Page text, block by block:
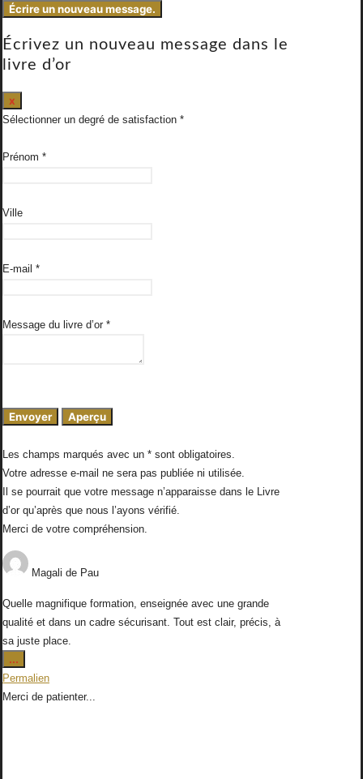
Écrivez un nouveau message dans le
livre d’or
x
ce
formulaire.
Sélectionner un degré de satisfaction
Prénom *
Ville
E-mail *
Message du livre d’or *
Les champs marqués avec un * sont obligatoires.
Votre adresse e-mail ne sera pas publiée ni utilisée.
Il se pourrait que votre message n’apparaisse dans le Livre
d’or qu’après que nous l’ayons vérifié.
Merci de votre compréhension.
Magali de Pau
Quelle magnifique formation, enseignée avec une grande
qualité et dans un cadre sécurisant. Tout est clair, précis, à
sa juste place.
...
cette
boîte
méta.
Permalien
Merci de patienter...